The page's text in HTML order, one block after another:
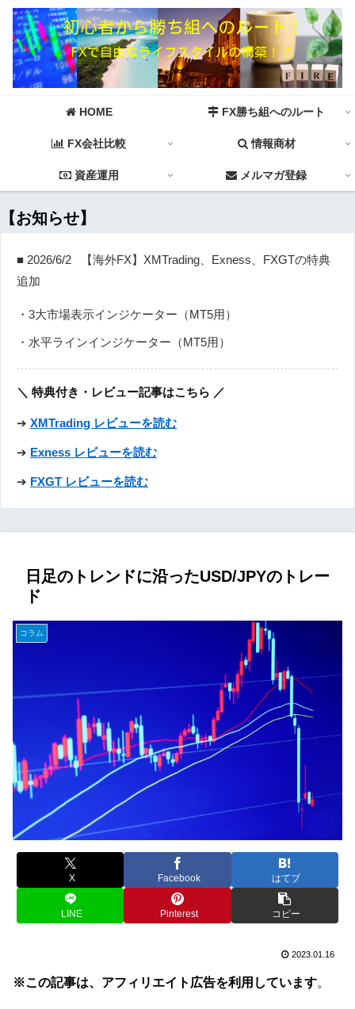
HOME FX勝ち組へのルート
FX会社比較 情報商材
資産運用 メルマガ登録
【お知らせ】
■ 2026/6/2 【海外FX】XMTrading、Exness、FXGTの特典
追加
・3大市場表示インジケーター（MT5用）
・水平ラインインジケーター（MT5用）
＼ 特典付き・レビュー記事はこちら ／
➔ XMTrading レビューを読む
➔ Exness レビューを読む
➔ FXGT レビューを読む
日足のトレンドに沿ったUSD/JPYのトレー
ド
コラム
X Facebook はてブ
LINE Pinterest コピー
2023.01.16
※この記事は、アフィリエイト広告を利用しています。